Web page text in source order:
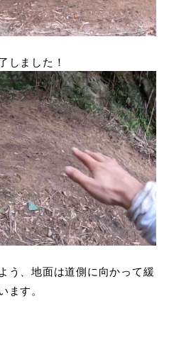
しました！
う、地面は道側に向かって緩
す。